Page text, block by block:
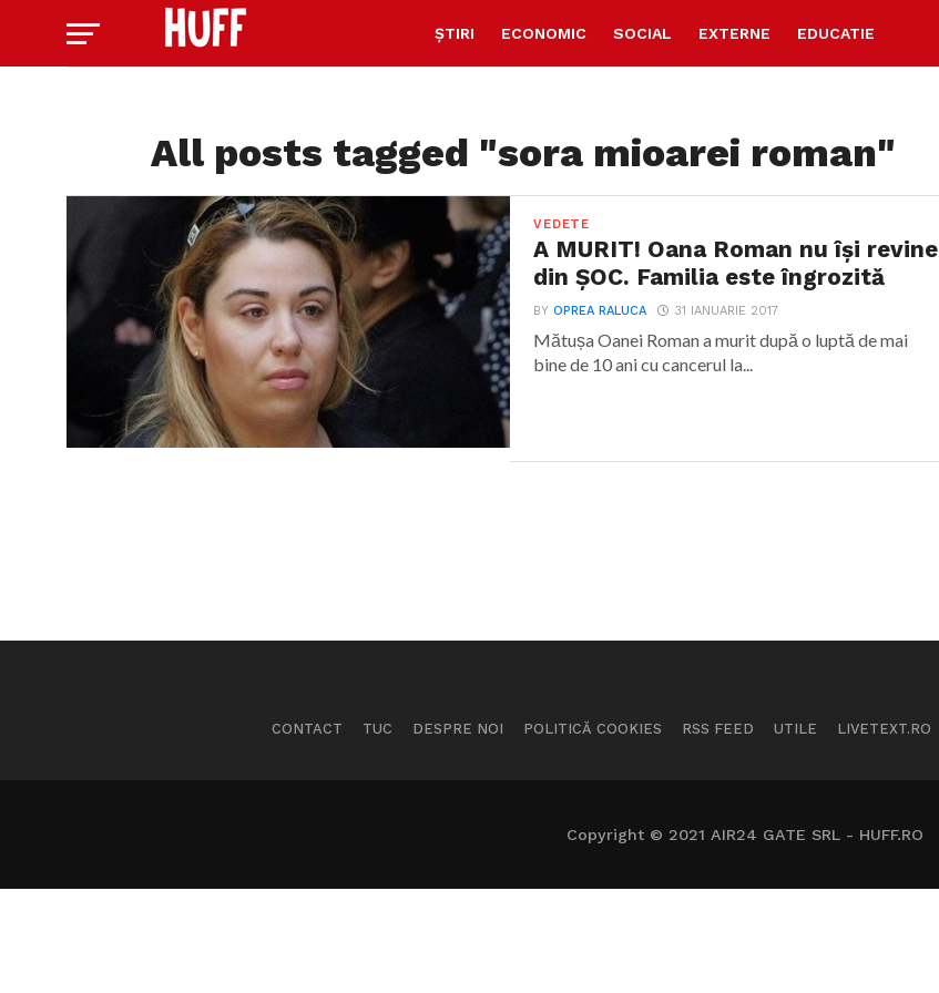
ȘTIRI ECONOMIC SOCIAL EXTERNE EDUCATIE
All posts tagged "sora mioarei roman"
VEDETE
A MURIT! Oana Roman nu își revine
din ȘOC. Familia este îngrozită
BYOPREA RALUCA 31 IANUARIE 2017
Mătușa Oanei Roman a murit după o luptă de mai
bine de 10 ani cu cancerul la...
CONTACT TUC DESPRE NOI POLITICĂ COOKIES RSS FEED UTILE LIVETEXT.RO
Copyright © 2021 AIR24 GATE SRL - HUFF.RO